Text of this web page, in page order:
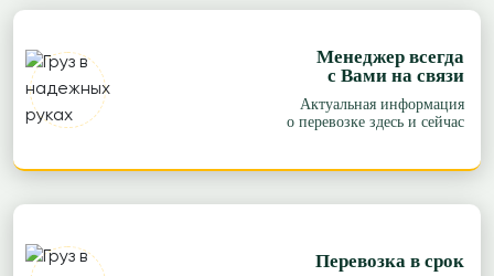
Менеджер всегда
с Вами на связи
Актуальная информация
о перевозке здесь и сейчас
Перевозка в срок